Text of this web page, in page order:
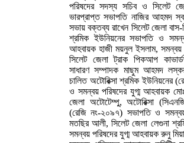
পরিষদের সদস্য সচিব ও সিলেট
ভারপ্রাপ্ত সভাপতি নাজির আহমদ
সভায় বক্তব্য রাখেন সিলেট জেলা
শ্রমিক ইউনিয়নের সভাপতি ও
আহবায়ক হাজী ময়নুল ইসলাম, সমন্বয়
সিলেট জেলা ট্রাক পিকআপ
সাধারণ সম্পাদক মাছুম আহমদ
চালিত অটোরিক্সা শ্রমিক ইউনিয়নের
ও সমন্বয় পরিষদের যুগ্ম আহবায়ক
জেলা অটোটেম্পু, অটোরিক্সা
(রেজি নং-২০৯৭) সভাপতি ও
মতছির আলী, সিলেট জেলা লেগুনা
সমন্বয় পরিষদের যুগ্ম আহবায়ক রুনু